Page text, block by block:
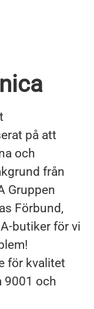
på att
och
från
Gruppen
Förbund,
butiker för vi
för kvalitet
9001 och